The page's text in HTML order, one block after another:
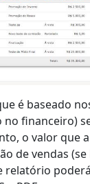
é baseado
financeiro)
o valor que
de vendas
relatório